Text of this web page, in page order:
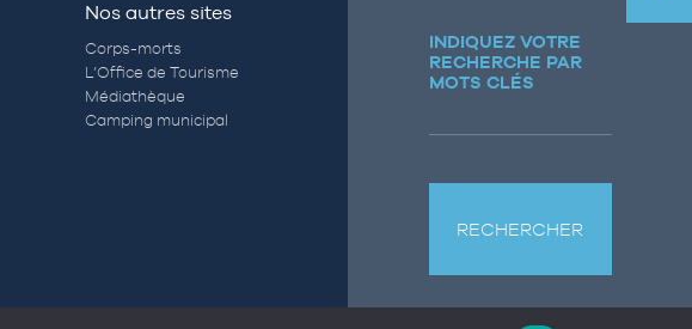
Nos autres sites
Corps-morts
L’Office de Tourisme
Médiathèque
Camping municipal
INDIQUEZ VOTRE
RECHERCHE PAR
MOTS CLÉS
RECHERCHER